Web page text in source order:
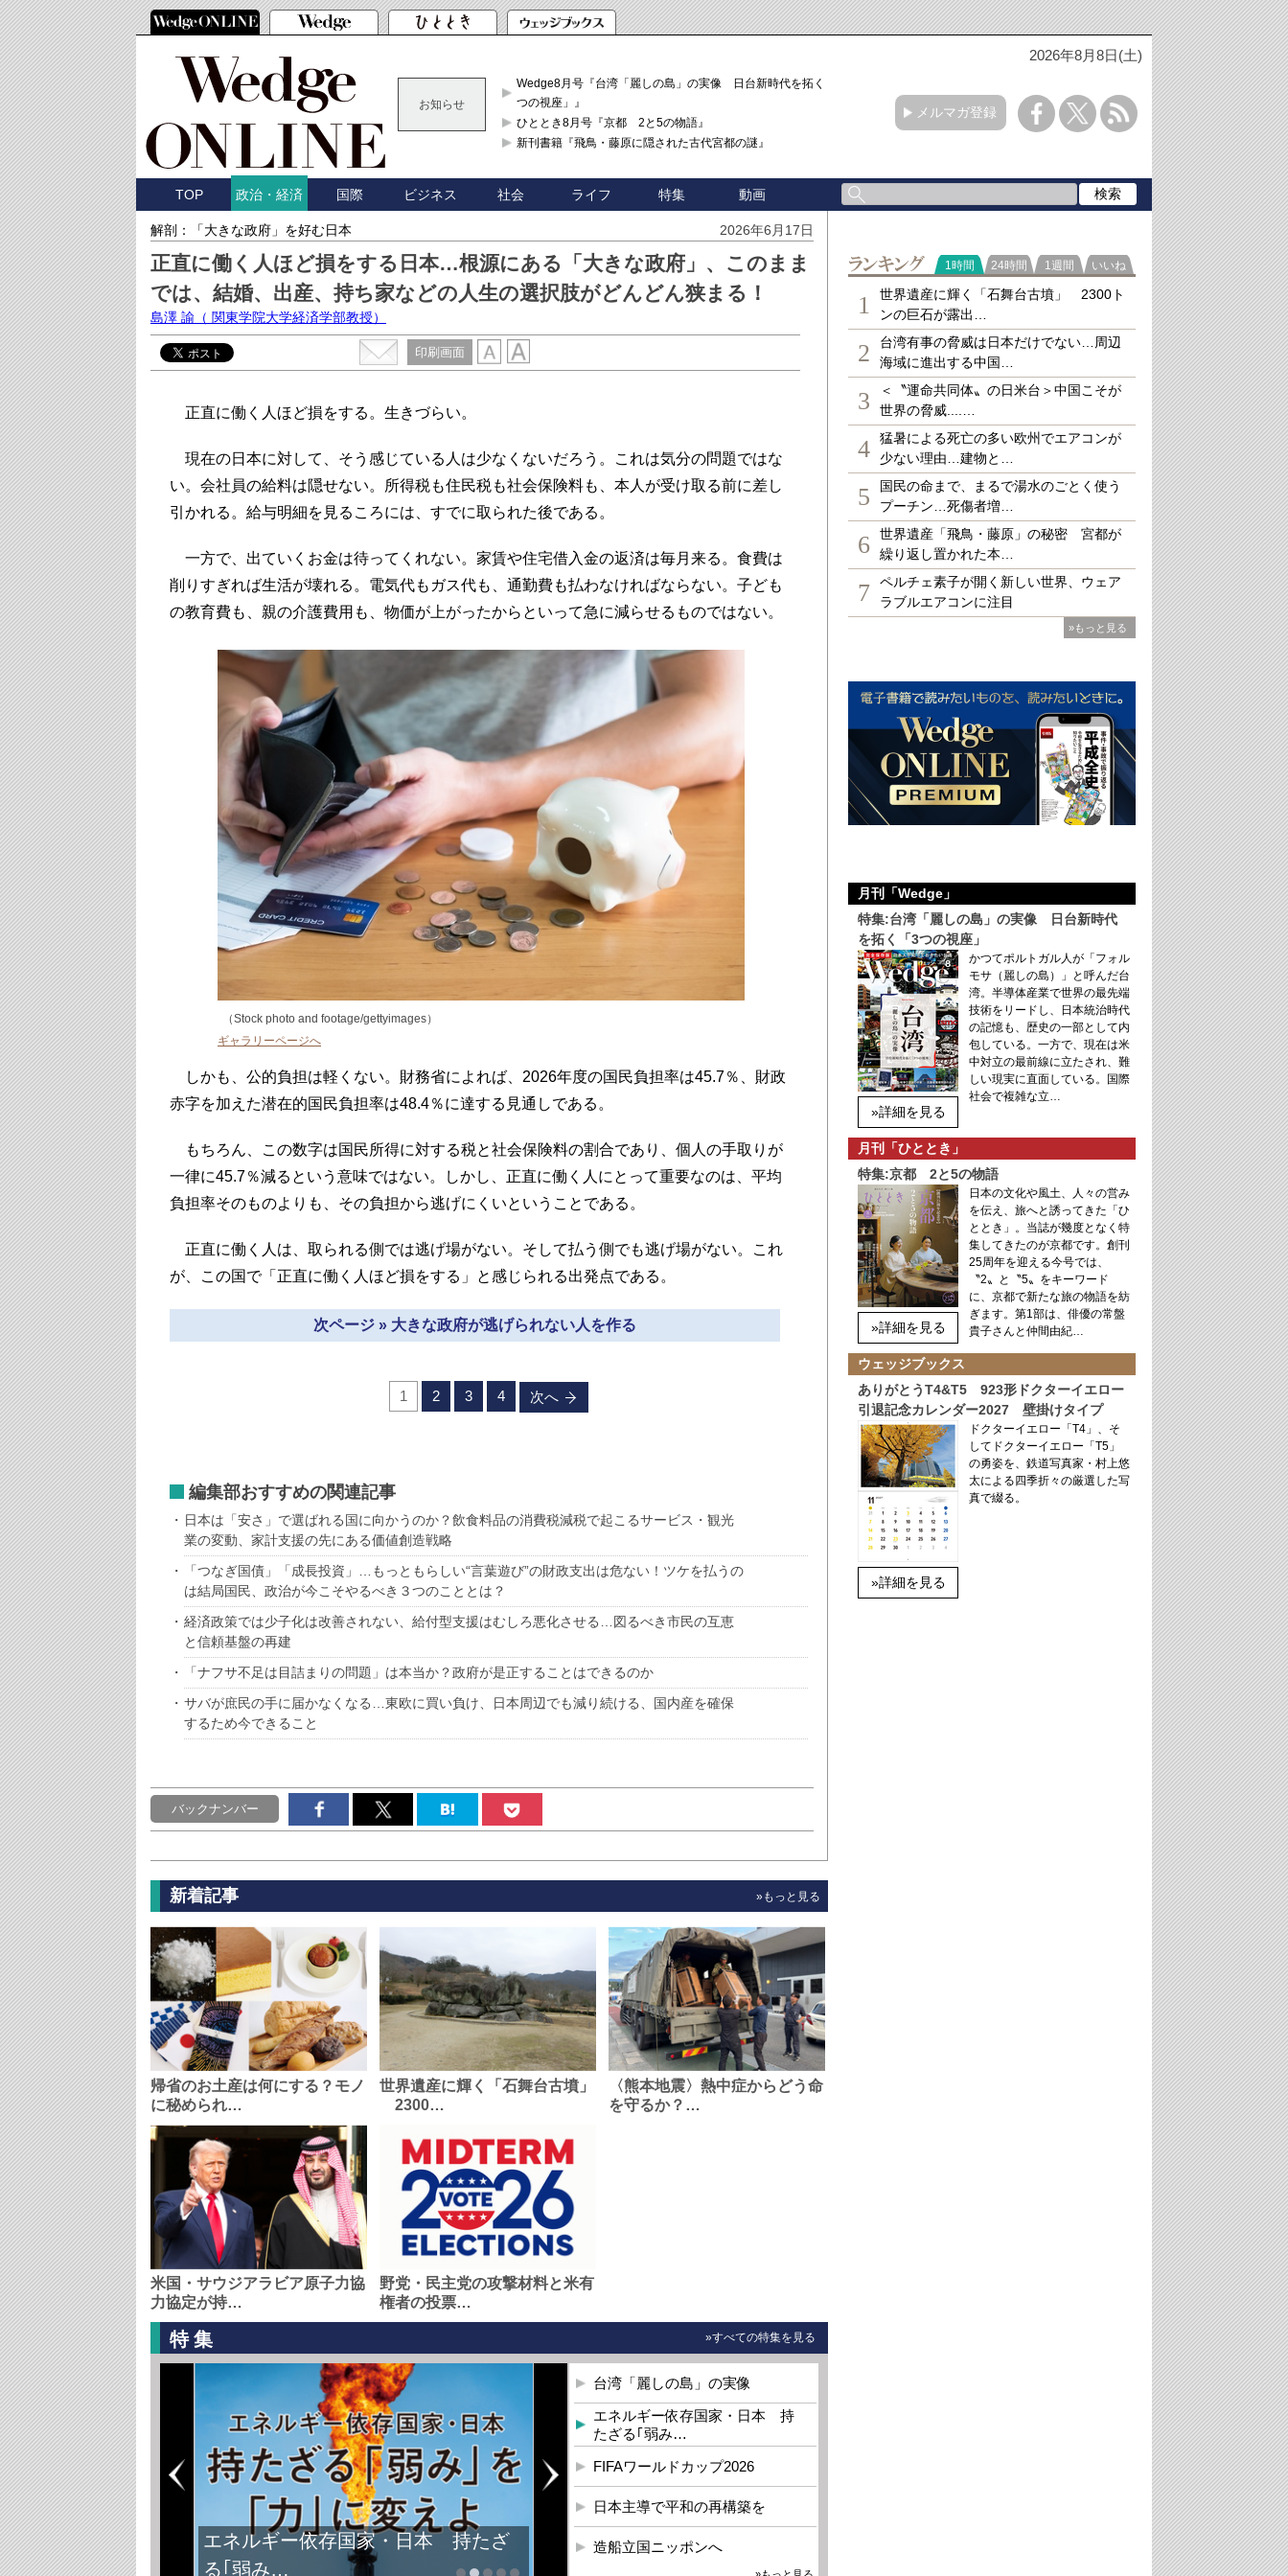
2026年8月8日(土)
お知らせ
Wedge8月号『台湾「麗しの島」の実像 日台新時代を拓く「3
つの視座」』
ひととき8月号『京都 2と5の物語』
新刊書籍『飛鳥・藤原に隠された古代宮都の謎』
メルマガ登録
TOP 政治・経済 国際 ビジネス 社会 ライフ 特集 動画
解剖：「大きな政府」を好む日本 2026年6月17日
正直に働く人ほど損をする日本…根源にある「大きな政府」、このまま
では、結婚、出産、持ち家などの人生の選択肢がどんどん狭まる！
島澤 諭 （ 関東学院大学経済学部教授）
印刷画面
正直に働く人ほど損をする。生きづらい。
現在の日本に対して、そう感じている人は少なくないだろう。これは気分の問題ではな
い。会社員の給料は隠せない。所得税も住民税も社会保険料も、本人が受け取る前に差し
引かれる。給与明細を見るころには、すでに取られた後である。
一方で、出ていくお金は待ってくれない。家賃や住宅借入金の返済は毎月来る。食費は
削りすぎれば生活が壊れる。電気代もガス代も、通勤費も払わなければならない。子ども
の教育費も、親の介護費用も、物価が上がったからといって急に減らせるものではない。
（Stock photo and footage/gettyimages）
ギャラリーページへ
しかも、公的負担は軽くない。財務省によれば、2026年度の国民負担率は45.7％、財政
赤字を加えた潜在的国民負担率は48.4％に達する見通しである。
もちろん、この数字は国民所得に対する税と社会保険料の割合であり、個人の手取りが
一律に45.7％減るという意味ではない。しかし、正直に働く人にとって重要なのは、平均
負担率そのものよりも、その負担から逃げにくいということである。
正直に働く人は、取られる側では逃げ場がない。そして払う側でも逃げ場がない。これ
が、この国で「正直に働く人ほど損をする」と感じられる出発点である。
次ページ » 大きな政府が逃げられない人を作る
1 2 3 4 次へ
編集部おすすめの関連記事
日本は「安さ」で選ばれる国に向かうのか？飲食料品の消費税減税で起こるサービス・観光
業の変動、家計支援の先にある価値創造戦略
「つなぎ国債」「成長投資」…もっともらしい“言葉遊び”の財政支出は危ない！ツケを払うの
は結局国民、政治が今こそやるべき３つのこととは？
経済政策では少子化は改善されない、給付型支援はむしろ悪化させる…図るべき市民の互恵
と信頼基盤の再建
「ナフサ不足は目詰まりの問題」は本当か？政府が是正することはできるのか
サバが庶民の手に届かなくなる…東欧に買い負け、日本周辺でも減り続ける、国内産を確保
するため今できること
バックナンバー
新着記事 »もっと見る
帰省のお土産は何にする？モノ
に秘められ…
世界遺産に輝く「石舞台古墳」
2300…
〈熊本地震〉熱中症からどう命
を守るか？…
米国・サウジアラビア原子力協
力協定が持…
野党・民主党の攻撃材料と米有
権者の投票…
特集 »すべての特集を見る
エネルギー依存国家・日本 持たざ
る｢弱み…
台湾「麗しの島」の実像
エネルギー依存国家・日本 持
たざる｢弱み…
FIFAワールドカップ2026
日本主導で平和の再構築を
造船立国ニッポンへ
ランキング
1時間 24時間 1週間 いいね
1
世界遺産に輝く「石舞台古墳」 2300ト
ンの巨石が露出…
2
台湾有事の脅威は日本だけでない…周辺
海域に進出する中国…
3
＜〝運命共同体〟の日米台＞中国こそが
世界の脅威....…
4
猛暑による死亡の多い欧州でエアコンが
少ない理由…建物と…
5
国民の命まで、まるで湯水のごとく使う
プーチン…死傷者増…
6
世界遺産「飛鳥・藤原」の秘密 宮都が
繰り返し置かれた本…
7
ペルチェ素子が開く新しい世界、ウェア
ラブルエアコンに注目
»もっと見る
月刊「Wedge」
特集:台湾「麗しの島」の実像 日台新時代
を拓く「3つの視座」
»詳細を見る
かつてポルトガル人が「フォル
モサ（麗しの島）」と呼んだ台
湾。半導体産業で世界の最先端
技術をリードし、日本統治時代
の記憶も、歴史の一部として内
包している。一方で、現在は米
中対立の最前線に立たされ、難
しい現実に直面している。国際
社会で複雑な立…
月刊「ひととき」
特集:京都 2と5の物語
»詳細を見る
日本の文化や風土、人々の営み
を伝え、旅へと誘ってきた「ひ
ととき」。当誌が幾度となく特
集してきたのが京都です。創刊
25周年を迎える今号では、
〝2〟と〝5〟をキーワード
に、京都で新たな旅の物語を紡
ぎます。第1部は、俳優の常盤
貴子さんと仲間由紀…
ウェッジブックス
ありがとうT4&T5 923形ドクターイエロー
引退記念カレンダー2027 壁掛けタイプ
»詳細を見る
ドクターイエロー「T4」、そ
してドクターイエロー「T5」
の勇姿を、鉄道写真家・村上悠
太による四季折々の厳選した写
真で綴る。